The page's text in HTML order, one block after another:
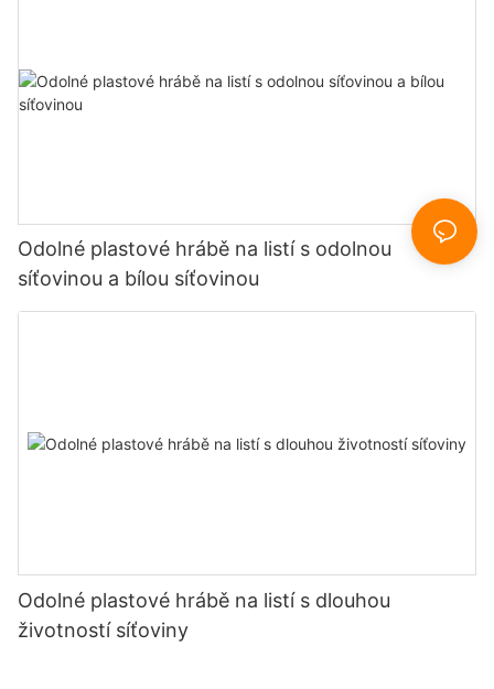
Odolné plastové hrábě na listí s odolnou
síťovinou a bílou síťovinou
Odolné plastové hrábě na listí s dlouhou
životností síťoviny